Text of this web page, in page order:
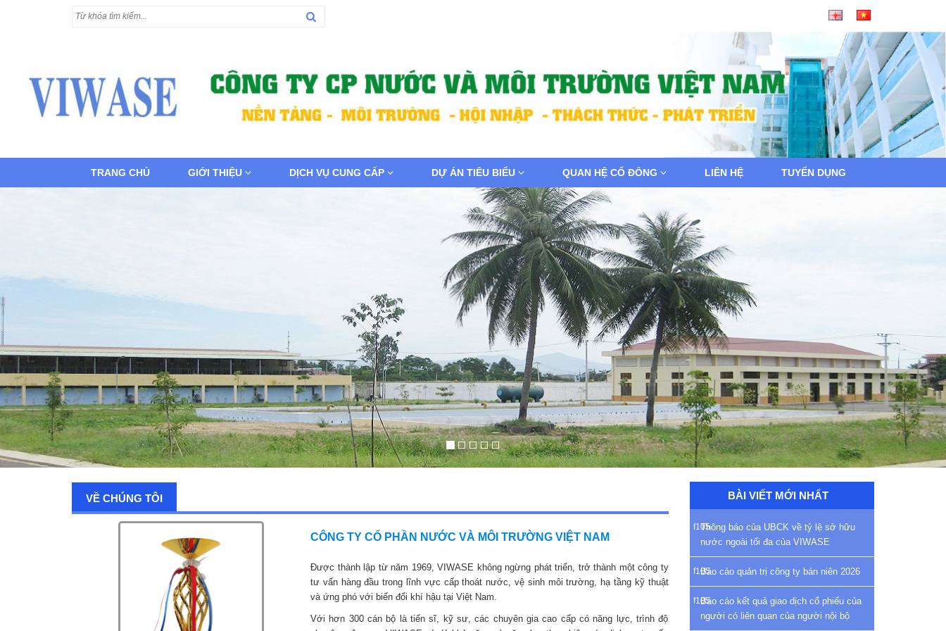
TRANG CHỦ GIỚI THIỆU DỊCH VỤ CUNG CẤP DỰ ÁN TIÊU BIỂU QUAN HỆ CỔ ĐÔNG LIÊN HỆ TUYỂN DỤNG
VỀ CHÚNG TÔI
CÔNG TY CỔ PHẦN NƯỚC VÀ MÔI TRƯỜNG VIỆT NAM
Được thành lập từ năm 1969, VIWASE không ngừng phát triển, trở thành một công ty
tư vấn hàng đầu trong lĩnh vực cấp thoát nước, vệ sinh môi trường, hạ tầng kỹ thuật
và ứng phó với biến đổi khí hậu tại Việt Nam.
Với hơn 300 cán bộ là tiến sĩ, kỹ sư, các chuyên gia cao cấp có năng lực, trình độ
BÀI VIẾT MỚI NHẤT
Thông báo của UBCK về tỷ lệ sở hữu
nước ngoài tối đa của VIWASE
Báo cáo quản trị công ty bán niên 2026
Báo cáo kết quả giao dịch cổ phiếu của
người có liên quan của người nội bộ